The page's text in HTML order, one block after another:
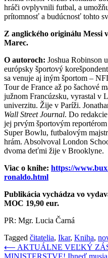
hráči ovplyvnili futbal, a
prítomnosť a budúcnosť tohto
Z anglického originálu Messi
Marec.
O autoroch: Joshua Robinson
európsky športový korešpondent
sa venuje aj iným športom –
Tour de France až po šachové
južnom Francúzsku, vyrastal v
univerzitu. Žije v Paríži.
Wall Street Journal. Do
jej prvým športovým
Super Bowlu, futbalovým
hrám. Absolvoval London
dvoma deťmi žije v Brooklyne.
Viac o knihe: https://
ronaldo.html
Publikácia vychádza vo
MOC 19,90 eur.
PR: Mgr. Lucia Čarná
Tagged čitatelia, Ikar, Kniha,
Navigácia
⟵ AKTUÁLNE VEĽKÝ
MINISTERSTVE! Ihneď